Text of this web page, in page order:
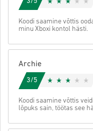
• Vali toode
• Vali sobiv makseviis
• Lõpeta tellimus
Seejärel saad e-kirja
Tühista
Koodi saamine võttis
minu Xboxi kontol hästi.
Archie
3/5
Koodi saamine võttis
lõpuks sain, töötas see